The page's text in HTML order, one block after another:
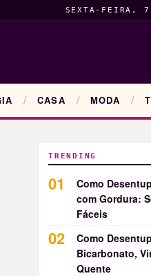
SEXTA-FEIRA, 7
CASA MODA
TRENDING
Como
com Gordura:
Fáceis
Como
Bicarbonato,
Quente